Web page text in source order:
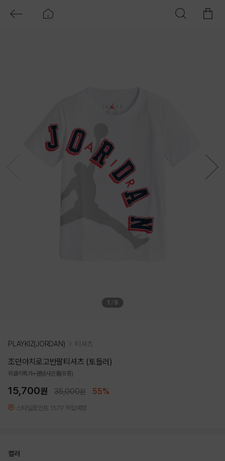
1 5
PLAYKIZ(JORDAN) 티셔츠
조던아치로고반팔티셔츠 (토들러)
위클리특가+랜덤사은품(8종)
15,700원 35,000원 55%
스타일포인트 157P 적립예정
컬러